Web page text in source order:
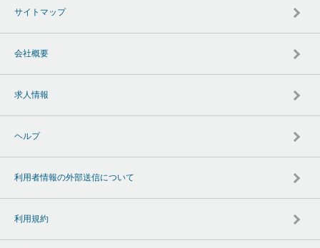
サイトマップ
会社概要
求人情報
ヘルプ
利用者情報の外部送信について
利用規約